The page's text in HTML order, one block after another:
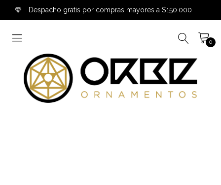
Despacho gratis por compras mayores a $150.000
0